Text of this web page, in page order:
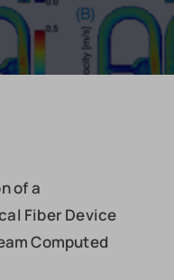
of a
Fiber Device
Computed